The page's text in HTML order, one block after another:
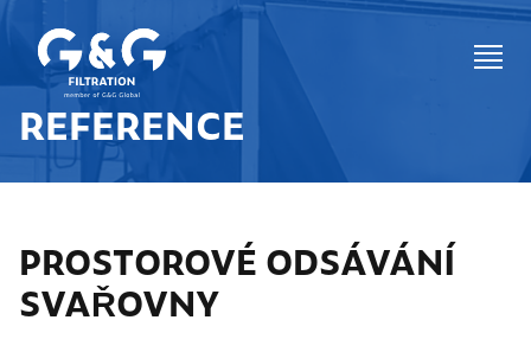
REFERENCE
PROSTOROVÉ ODSÁVÁNÍ
SVAŘOVNY